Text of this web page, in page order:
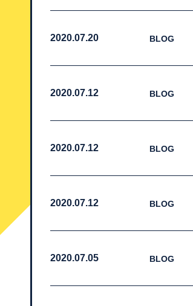
2020.07.20 BLOG
2020.07.12 BLOG
2020.07.12 BLOG
2020.07.12 BLOG
2020.07.05 BLOG